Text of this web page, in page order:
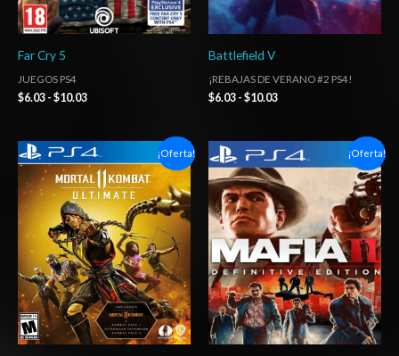
Far Cry 5
JUEGOS PS4
$6.03 - $10.03
Battlefield V
¡REBAJAS DE VERANO #2 PS4!
$6.03 - $10.03
¡Oferta!
Rango
de
precios:
desde
$6.03
hasta
$10.03
¡Oferta!
Rango
de
precios:
desde
$6.03
hasta
$10.03